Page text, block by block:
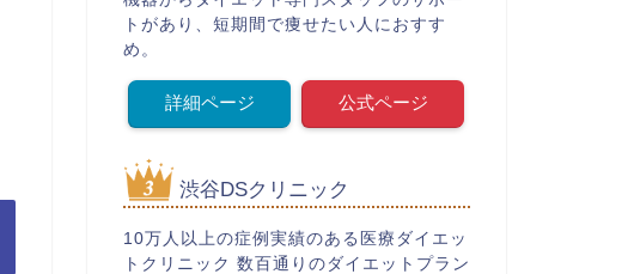
トがあり、短期間で痩せたい人におすす
め。
詳細ページ 公式ページ
渋谷DSクリニック
10万人以上の症例実績のある医療ダイエッ
トクリニック 数百通りのダイエットプラン